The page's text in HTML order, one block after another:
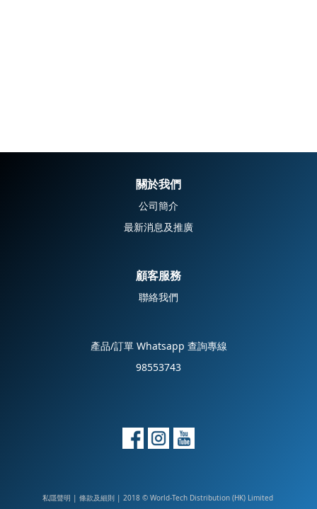
關於我們
公司簡介
最新消息及推廣
顧客服務
聯絡我們
產品/訂單 Whatsapp 查詢專線
98553743
私隱聲明 | 條款及細則| 2018 © World-Tech Distribution (HK) Limited